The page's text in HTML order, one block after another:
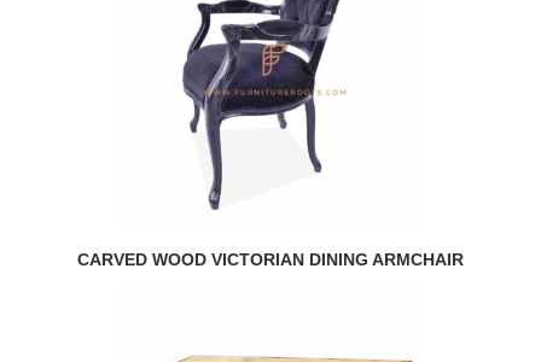
CARVED WOOD VICTORIAN DINING ARMCHAIR